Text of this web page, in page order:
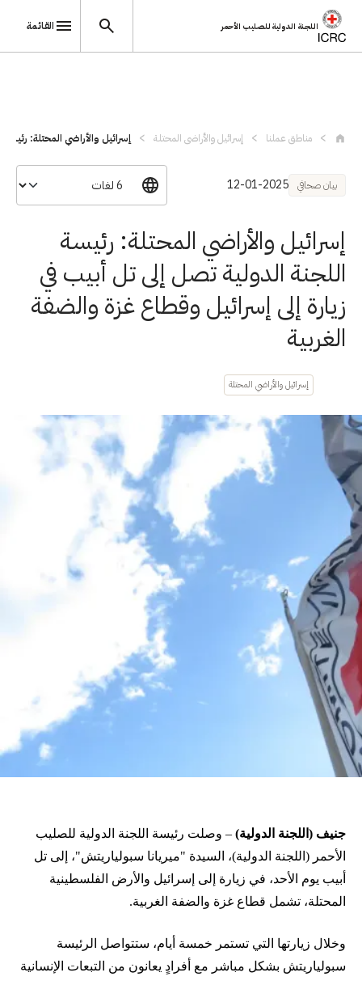
اللجنة الدولية للصليب الأحمر القائمة
مناطق عملنا إسرائيل والأراضي المحتلة إسرائيل والأراضي المحتلة: رئيسة
بيان صحافي 12-01-2025
إسرائيل والأراضي المحتلة: رئيسة
اللجنة الدولية تصل إلى تل أبيب في
زيارة إلى إسرائيل وقطاع غزة والضفة
الغربية
إسرائيل والأراضي المحتلة
جنيف (اللجنة الدولية) – وصلت رئيسة اللجنة الدولية للصليب
الأحمر (اللجنة الدولية)، السيدة "ميريانا سبولياريتش"، إلى تل
أبيب يوم الأحد، في زيارة إلى إسرائيل والأرض الفلسطينية
المحتلة، تشمل قطاع غزة والضفة الغربية.
وخلال زيارتها التي تستمر خمسة أيام، ستتواصل الرئيسة
سبولياريتش بشكل مباشر مع أفرادٍ يعانون من التبعات الإنسانية